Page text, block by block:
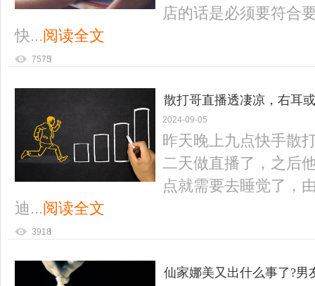
店的话是必须要符合
快...阅读全文
7575
散打哥直播透凄凉，右耳
2024-09-05
昨天晚上九点快手散
二天做直播了，之后
点就需要去睡觉了，
迪...阅读全文
3918
仙家娜美又出什么事了?男